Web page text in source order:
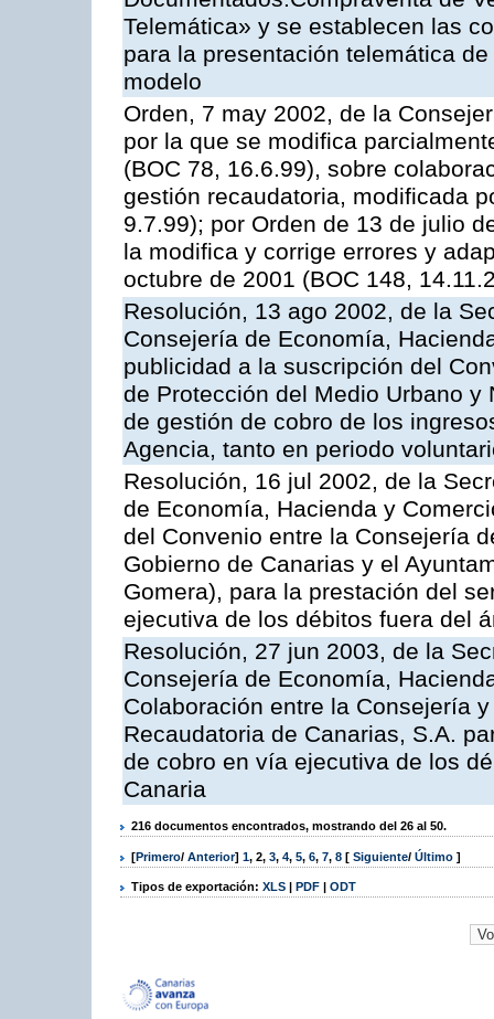
Telemática» y se establecen las
para la presentación telemática
modelo
Orden, 7 may 2002, de la
por la que se modifica
(BOC 78, 16.6.99), sobre
gestión recaudatoria, modificada
9.7.99); por Orden de 13 de julio
la modifica y corrige errores y
octubre de 2001 (BOC 148,
Resolución, 13 ago 2002, de la
Consejería de Economía,
publicidad a la suscripción del
de Protección del Medio Urbano
de gestión de cobro de los
Agencia, tanto en periodo
Resolución, 16 jul 2002, de la
de Economía, Hacienda y
del Convenio entre la Consejería
Gobierno de Canarias y el
Gomera), para la prestación del
ejecutiva de los débitos fuera del
Resolución, 27 jun 2003, de la
Consejería de Economía,
Colaboración entre la Consejería
Recaudatoria de Canarias, S.A.
de cobro en vía ejecutiva de los
Canaria
216 documentos encontrados, mostrando del 26 al 50.
[Primero/ Anterior] 1, 2, 3, 4, 5, 6, 7, 8 [ Siguiente/ Último ]
Tipos de exportación: XLS | PDF | ODT